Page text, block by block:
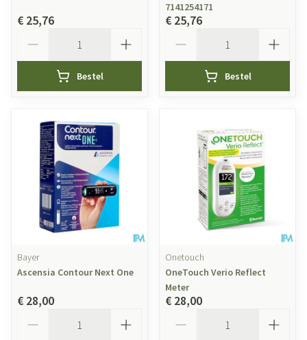
€ 25,76
Bestel
7141254171
€ 25,76
Bestel
Bayer
Ascensia Contour Next One
€ 28,00
Onetouch
OneTouch Verio Reflect
Meter
€ 28,00